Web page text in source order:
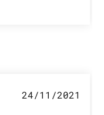
24/11/2021